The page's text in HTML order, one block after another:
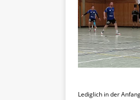
Lediglich in der